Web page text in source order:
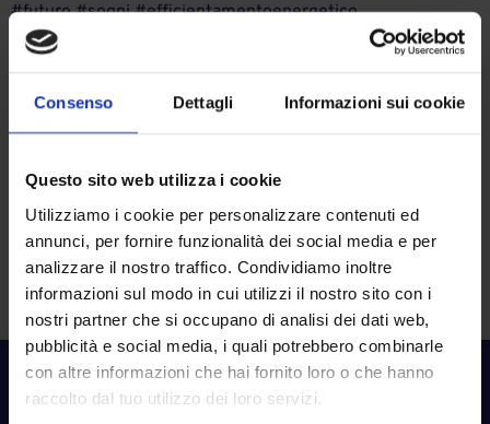
Consenso Dettagli Informazioni sui cookie
Questo sito web utilizza i cookie
Utilizziamo i cookie per personalizzare contenuti ed
annunci, per fornire funzionalità dei social media e per
analizzare il nostro traffico. Condividiamo inoltre
informazioni sul modo in cui utilizzi il nostro sito con i
nostri partner che si occupano di analisi dei dati web,
pubblicità e social media, i quali potrebbero combinarle
con altre informazioni che hai fornito loro o che hanno
raccolto dal tuo utilizzo dei loro servizi.
#futuro #sogni #efficientamentoenergetico
#impiantifotovoltaici #formazione #ricercaesviluppo
#startupinnovativa #manutenzione #leaderdimercato
#business #leader #gruppocpa.
servizio idrico integrato milanese
PREVIOUS NEXT